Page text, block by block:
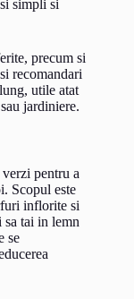
simpli si
precum si
recomandari
utile atat
jardiniere.
pentru a
Scopul este
inflorite si
sa tai in lemn
se